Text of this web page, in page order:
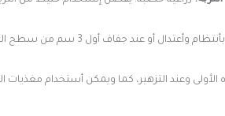
بأنتظام وأعتدال أو عند جفاف أول 3 سم من سطح التربة. لاتدع التربة تجف تماماً. الأفراط في الري سوف يقتل نباتك.
الأولى وعند التزهير، كما ويمكن أستخدام